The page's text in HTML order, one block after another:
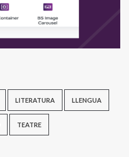
LITERATURA LLENGUA
TEATRE